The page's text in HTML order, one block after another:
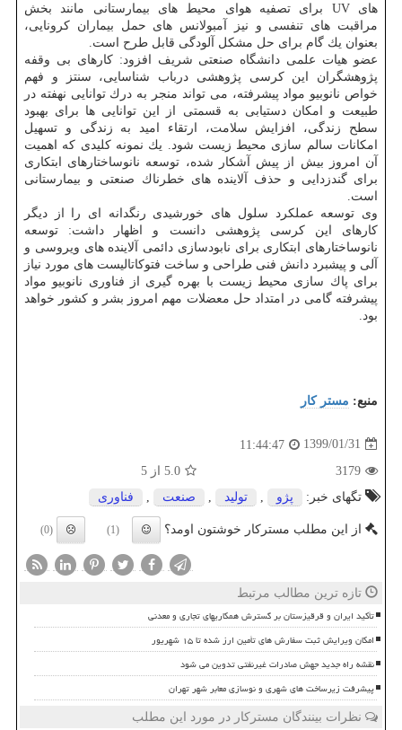
های UV برای تصفیه هوای محیط های بیمارستانی مانند بخش
مراقبت های تنفسی و نیز آمبولانس های حمل بیماران كرونایی،
بعنوان یك گام برای حل مشكل آلودگی قابل طرح است.
عضو هیات علمی دانشگاه صنعتی شریف افزود: كارهای بی وقفه
پژوهشگران این كرسی پژوهشی درباب شناسایی، سنتز و فهم
خواص نانوبیو مواد پیشرفته، می تواند منجر به درك توانایی نهفته در
طبیعت و امكان دستیابی به قسمتی از این توانایی ها برای بهبود
سطح زندگی، افزایش سلامت، ارتقاء امید به زندگی و تسهیل
امكانات سالم سازی محیط زیست شود. یك نمونه كلیدی كه اهمیت
آن امروز بیش از پیش آشكار شده، توسعه نانوساختارهای ابتكاری
برای گندزدایی و حذف آلاینده های خطرناك صنعتی و بیمارستانی
است.
وی توسعه عملكرد سلول های خورشیدی رنگدانه ای را از دیگر
كارهای این كرسی پژوهشی دانست و اظهار داشت: توسعه
نانوساختارهای ابتكاری برای نابودسازی دائمی آلاینده های ویروسی و
آلی و پیشبرد دانش فنی طراحی و ساخت فتوكاتالیست های مورد نیاز
برای پاك سازی محیط زیست با بهره گیری از فناوری نانوبیو مواد
پیشرفته گامی در امتداد حل معضلات مهم امروز بشر و كشور خواهد
بود.
منبع: مستر كار
1399/01/31
11:44:47
3179
5.0 از 5
تگهای خبر:
پژو تولید صنعت فناوری
از این مطلب مسترکار خوشتون اومد؟ (1)
(0)
تازه ترین مطالب مرتبط
تأکید ایران و قرقیزستان بر گسترش همکاریهای تجاری و معدنی
امکان ویرایش ثبت سفارش های تأمین ارز شده تا ۱۵ شهریور
نقشه راه جدید جهش صادرات غیرنفتی تدوین می شود
پیشرفت زیرساخت های شهری و نوسازی معابر شهر تهران
نظرات بینندگان مسترکار در مورد این مطلب